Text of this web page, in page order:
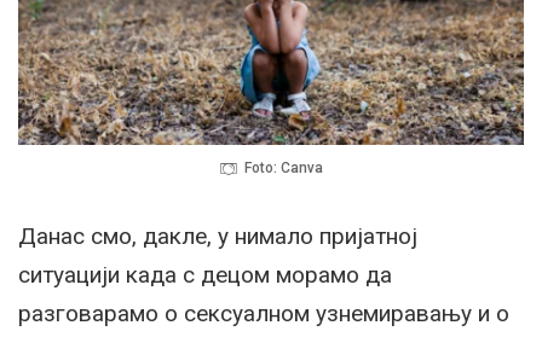
Foto: Canva
Данас смо, дакле, у нимало пријатној
ситуацији када с децом морамо да
разговарамо о сексуалном узнемиравању и о